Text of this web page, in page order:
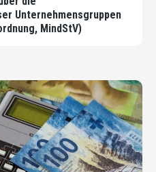
Unternehmensgruppen
MindStV)